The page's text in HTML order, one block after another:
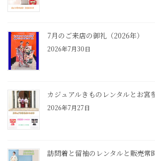
7月のご来店の御礼（2026年）
2026年7月30日
カジュアルきものレンタルとお宮
2026年7月27日
訪問着と留袖のレンタルと販売常